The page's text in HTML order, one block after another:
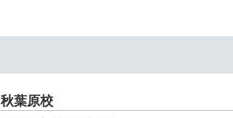
秋葉原校